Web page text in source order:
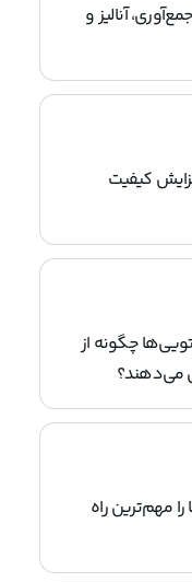
آنالیز و
کیفیت
چگونه از
می‌دهند؟
مهم‌ترین راه